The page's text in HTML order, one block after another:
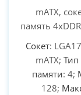
mATX,
память
Сокет:
mATX; Тип
памяти: 4;
128;